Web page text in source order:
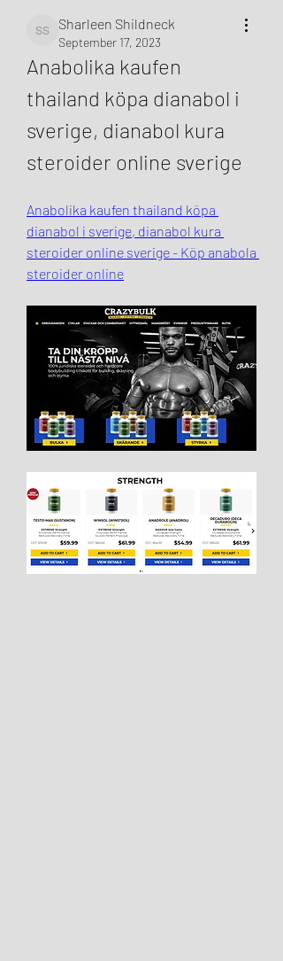
Sharleen Shildneck
Sharleen Shildneck
September 17, 2023
Anabolika kaufen
thailand köpa dianabol i
sverige, dianabol kura
steroider online sverige
Anabolika kaufen thailand köpa
dianabol i sverige, dianabol kura
steroider online sverige - Köp anabola
steroider online